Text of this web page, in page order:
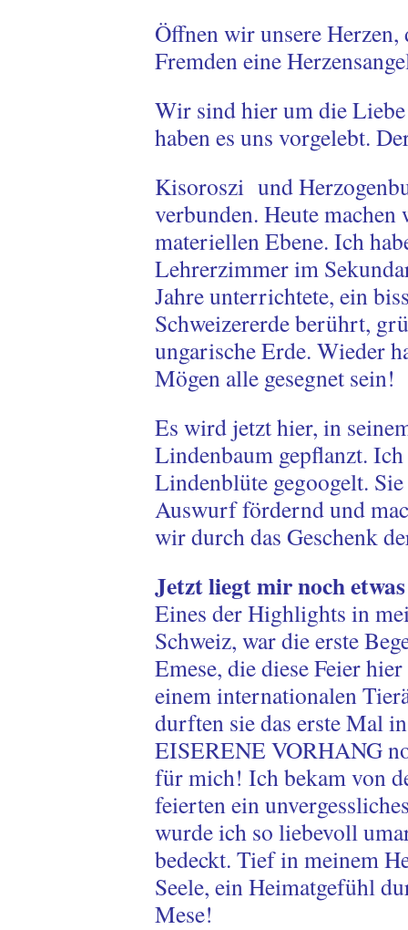
Öffnen wir unsere
Fremden eine
Wir sind hier um die
haben es uns vorgelebt.
Kisoroszi und
verbunden. Heute
materiellen Ebene. Ich
Lehrerzimmer im
Jahre unterrichtete, ein
Schweizererde berührt,
ungarische Erde. Wieder
Mögen alle gesegnet sein!
Es wird jetzt hier, in
Lindenbaum gepflanzt.
Lindenblüte gegoogelt.
Auswurf fördernd und
wir durch das Geschenk
Jetzt liegt mir noch
Eines der Highlights in
Schweiz, war die erste
Emese, die diese Feier
einem internationalen
durften sie das erste Mal
EISERENE VORHANG
für mich! Ich bekam von
feierten ein
wurde ich so liebevoll
bedeckt. Tief in meinem
Seele, ein Heimatgefühl
Mese!